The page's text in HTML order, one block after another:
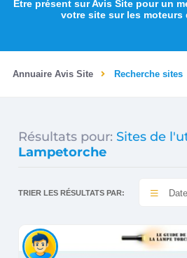
Etre présent sur Avis Site pour un
votre site sur les moteurs
Annuaire Avis Site Recherche sites
Résultats pour: Sites de
Lampetorche
TRIER LES RÉSULTATS PAR: